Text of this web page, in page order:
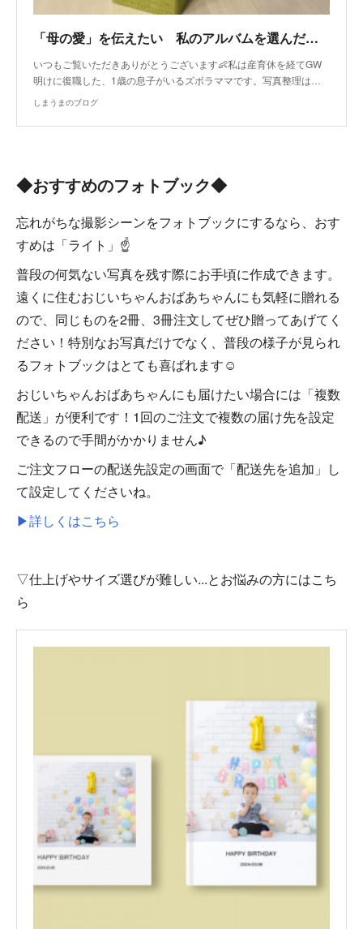
「母の愛」を伝えたい 私のアルバムを選んだ理由
いつもご覧いただきありがとうございます👶私は産育休を経てGW
明けに復職した、1歳の息子がいるズボラママです。写真整理は…
しまうまのブログ
◆おすすめのフォトブック◆
忘れがちな撮影シーンをフォトブックにするなら、おす
すめは「ライト」☝
普段の何気ない写真を残す際にお手頃に作成できます。
遠くに住むおじいちゃんおばあちゃんにも気軽に贈れる
ので、同じものを2冊、3冊注文してぜひ贈ってあげてく
ださい！特別なお写真だけでなく、普段の様子が見られ
るフォトブックはとても喜ばれます☺
おじいちゃんおばあちゃんにも届けたい場合には「複数
配送」が便利です！1回のご注文で複数の届け先を設定
できるので手間がかかりません♪
ご注文フローの配送先設定の画面で「配送先を追加」し
て設定してくださいね。
▶詳しくはこちら
▽仕上げやサイズ選びが難しい...とお悩みの方にはこち
ら